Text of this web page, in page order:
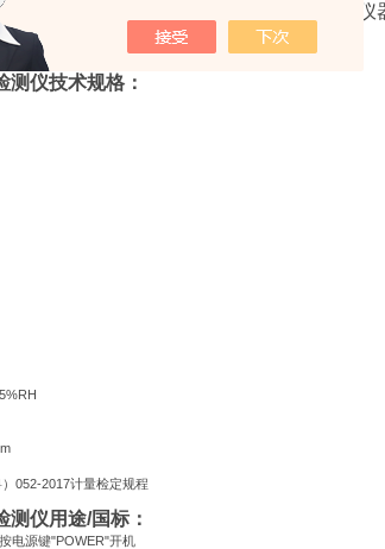
2017 粮食籽粒水分活度的测定仪
2024 水分活度仪性能测定方法》。
测仪技术规格：
052-2017计量检定规程
测仪用途/国标：
电源键"POWER"开机